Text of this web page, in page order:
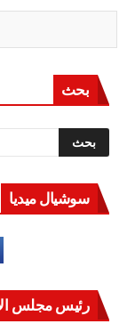
بحث
سوشيال ميديا
رئيس مجلس